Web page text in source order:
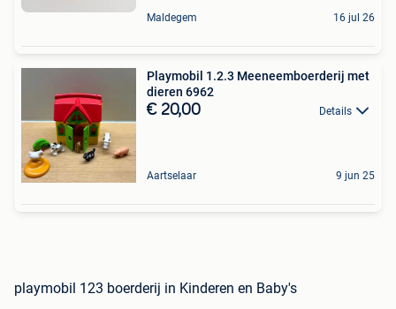
Maldegem 16 jul 26
Playmobil 1.2.3 Meeneemboerderij met
dieren 6962
€ 20,00 Details
Aartselaar 9 jun 25
playmobil 123 boerderij in Kinderen en Baby's